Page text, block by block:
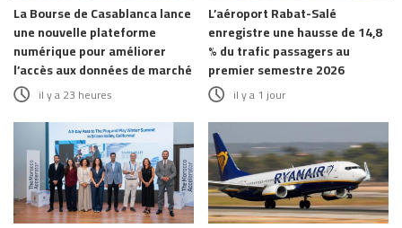
La Bourse de Casablanca lance
une nouvelle plateforme
numérique pour améliorer
l’accès aux données de marché
il y a 23 heures
L’aéroport Rabat-Salé
enregistre une hausse de 14,8
% du trafic passagers au
premier semestre 2026
il y a 1 jour